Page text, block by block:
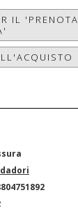
IL 'PRENOTA